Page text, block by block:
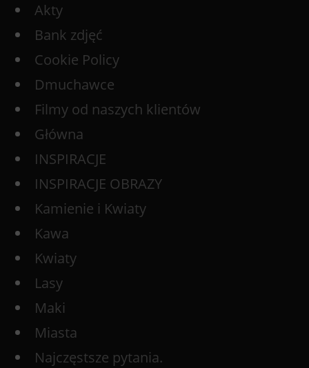
Akty
Bank zdjęć
Cookie Policy
Dmuchawce
Filmy od naszych klientów
Główna
INSPIRACJE
INSPIRACJE OBRAZY
Kamienie i Kwiaty
Kawa
Kwiaty
Lasy
Maki
Miasta
Najczęstsze pytania.